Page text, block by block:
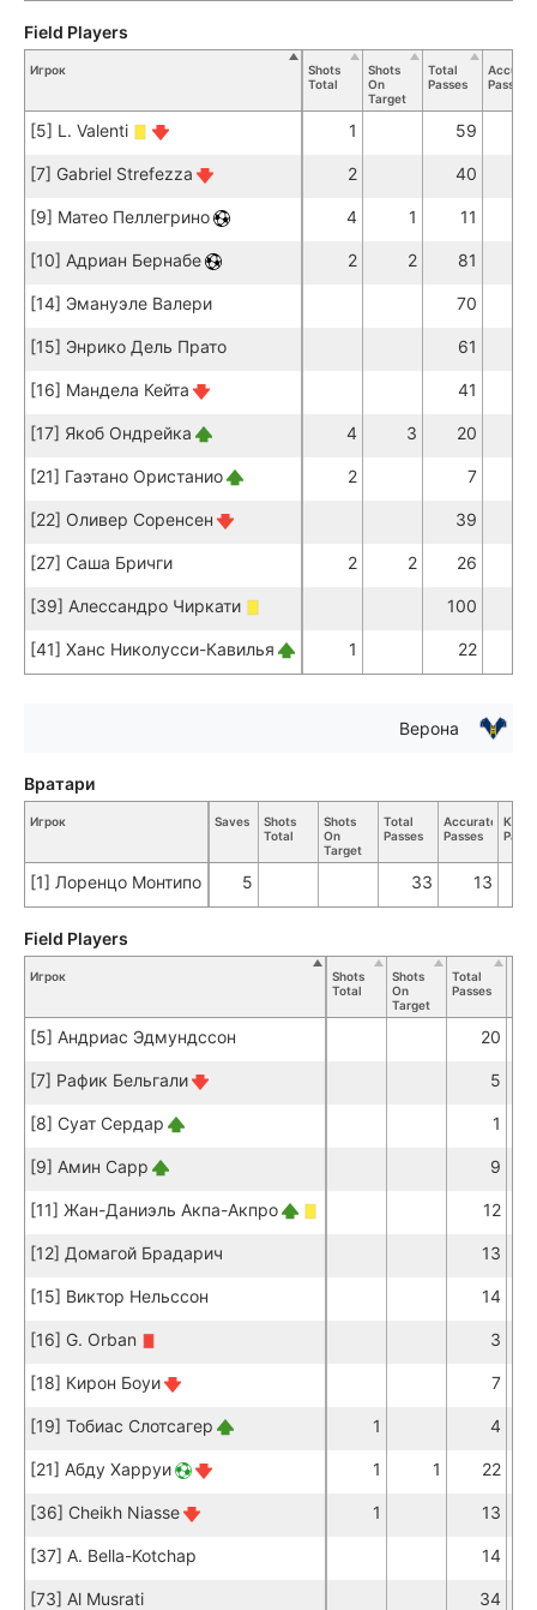
Игрок
Shots
Total
Shots
On
Target
Total
Passes
Passes
[5] L. Valenti 1 59
[7] Gabriel Strefezza 2 40
[9] Матео Пеллегрино 4 1 11
[10] Адриан Бернабе 2 2 81
[14] Эмануэле Валери 70
[15] Энрико Дель Прато 61
[16] Мандела Кейта 41
[17] Якоб Ондрейка 4 3 20
[21] Гаэтано Ористанио 2 7
[22] Оливер Соренсен 39
[27] Саша Бричги 2 2 26
[39] Алессандро Чиркати 100
[41] Ханс Николусси-Кавилья 1 22
Field Players
Верона
Игрок Saves
Shots
Total
Shots
On
Target
Total
Passes
Accurate
Passes
Key
[1] Лоренцо Монтипо 5 33 13
Вратари
Игрок
Shots
Total
Shots
On
Target
Total
Passes
[5] Андриас Эдмундссон 20
[7] Рафик Бельгали 5
[8] Суат Сердар 1
[9] Амин Сарр 9
[11] Жан-Даниэль Акпа-Акпро 12
[12] Домагой Брадарич 13
[15] Виктор Нельссон 14
[16] G. Orban 3
[18] Кирон Боуи 7
[19] Тобиас Слотсагер 1 4
[21] Абду Харруи 1 1 22
[36] Cheikh Niasse 1 13
[37] A. Bella-Kotchap 14
[73] Al Musrati 34
Field Players